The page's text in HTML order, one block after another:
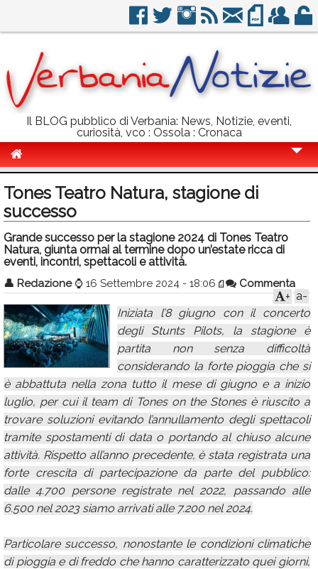
Il BLOG pubblico di Verbania: News, Notizie, eventi,
curiosità, vco : Ossola : Cronaca
Politica
Sport
Eventi
Info Utili
Rubriche
Calendario
Annunci
Tones Teatro Natura, stagione di
successo
Grande successo per la stagione 2024 di Tones Teatro
Natura, giunta ormai al termine dopo un’estate ricca di
eventi, incontri, spettacoli e attività.
👤 Redazione ⌚ 16 Settembre 2024 - 18:06 Commenta
a-
+
Iniziata l’8 giugno con il concerto
degli Stunts Pilots, la stagione è
partita non senza difficoltà
considerando la forte pioggia che si
è abbattuta nella zona tutto il mese di giugno e a inizio
luglio, per cui il team di Tones on the Stones è riuscito a
trovare soluzioni evitando l’annullamento degli spettacoli
tramite spostamenti di data o portando al chiuso alcune
attività. Rispetto all’anno precedente, è stata registrata una
forte crescita di partecipazione da parte del pubblico:
dalle 4.700 persone registrate nel 2022, passando alle
6.500 nel 2023 siamo arrivati alle 7.200 nel 2024.
Particolare successo, nonostante le condizioni climatiche
di pioggia e di freddo che hanno caratterizzato quei giorni,